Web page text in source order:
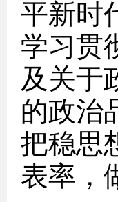
平新时
学习贯
及关于
的政治
把稳思
表率，